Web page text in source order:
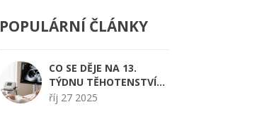
POPULÁRNÍ ČLÁNKY
CO SE DĚJE NA 13.
TÝDNU TĚHOTENSTVÍ
PŘI PROHLÍDCE?
říj 27 2025